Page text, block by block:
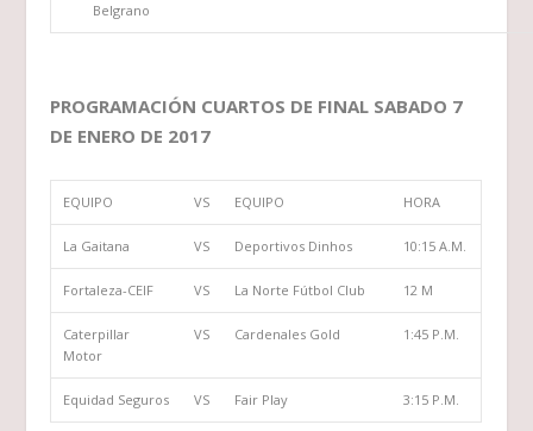
Belgrano
PROGRAMACIÓN CUARTOS DE FINAL SABADO 7
DE ENERO DE 2017
EQUIPO VS EQUIPO HORA
La Gaitana VS Deportivos Dinhos 10:15 A.M.
Fortaleza-CEIF VS La Norte Fútbol Club 12 M
Caterpillar
Motor
VS Cardenales Gold 1:45 P.M.
Equidad Seguros VS Fair Play 3:15 P.M.